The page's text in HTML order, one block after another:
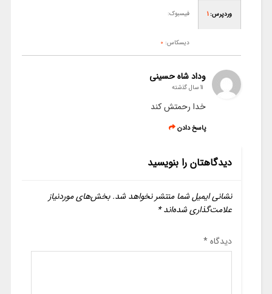
وردپرس:1 فیسبوک:
دیسکاس: 0
وداد شاه حسینی
11 سال گذشته
خدا رحمتش کند
پاسخ دادن
دیدگاهتان را بنویسید
نشانی ایمیل شما منتشر نخواهد شد. بخش‌های موردنیاز
علامت‌گذاری شده‌اند*
دیدگاه*